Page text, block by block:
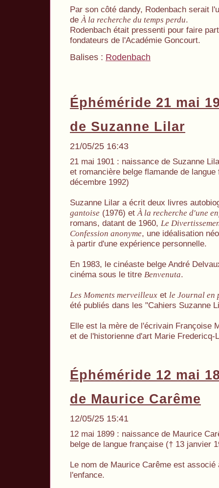
Par son côté dandy, Rodenbach serait
de À la recherche du temps perdu.
Rodenbach était pressenti pour faire
fondateurs de l'Académie Goncourt.
Balises : Rodenbach
Éphéméride 21 mai
de Suzanne Lilar
21/05/25 16:43
21 mai 1901 : naissance de Suzanne
et romancière belge flamande de
décembre 1992)
Suzanne Lilar a écrit deux livres
gantoise (1976) etÀ la recherche d'une
romans, datant de 1960, Le
Confession anonyme, une idéalisation
à partir d'une expérience personnelle.
En 1983, le cinéaste belge André
cinéma sous le titre Benvenuta.
Les Moments merveilleux et le Journal en
été publiés dans les "Cahiers Suzanne
Elle est la mère de l'écrivain Françoise
et de l'historienne d'art Marie Fredericq-
Éphéméride 12 mai
de Maurice Carême
12/05/25 15:41
12 mai 1899 : naissance de Maurice
belge de langue française († 13 janvier
Le nom de Maurice Carême est associé
l'enfance.